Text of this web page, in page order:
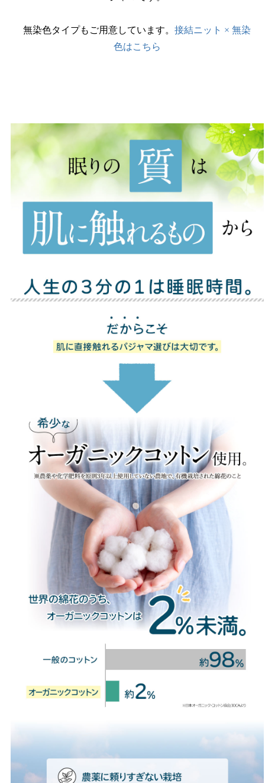
無染色タイプもご用意しています。接結ニット × 無染
色はこちら